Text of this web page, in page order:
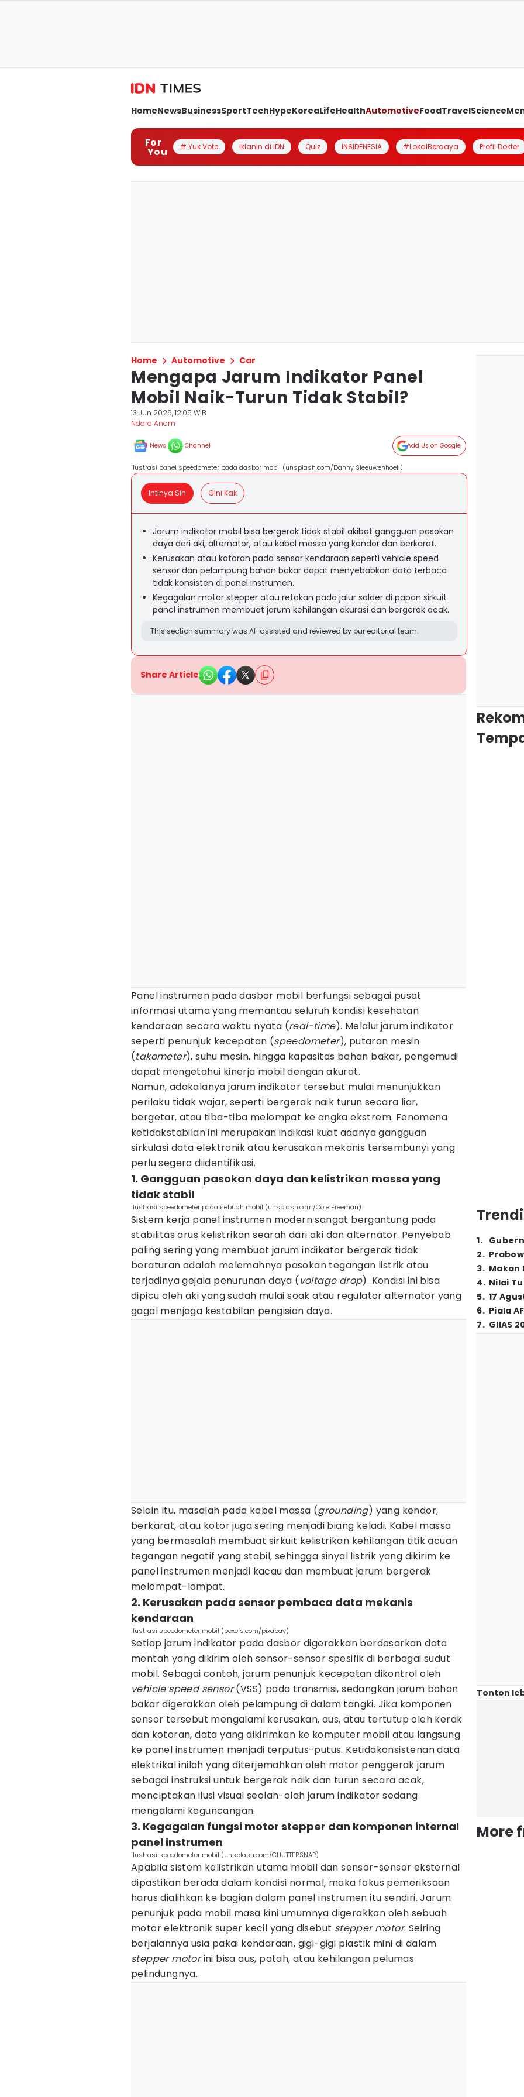
HomeNewsBusinessSportTechHypeKoreaLifeHealthAutomotiveFoodTravelScience
For
You # Yuk Vote Iklanin di IDN Quiz INSIDENESIA #LokalBerdaya Profil Dokter
Home Automotive Car
Mengapa Jarum Indikator Panel
Mobil Naik-Turun Tidak Stabil?
13 Jun 2026, 12:05 WIB
Ndoro Anom
News Channel Add Us on Google
ilustrasi panel speedometer pada dasbor mobil (unsplash.com/Danny Sleeuwenhoek)
Intinya Sih Gini Kak
Jarum indikator mobil bisa bergerak tidak stabil akibat gangguan pasokan
daya dari aki, alternator, atau kabel massa yang kendor dan berkarat.
Kerusakan atau kotoran pada sensor kendaraan seperti vehicle speed
sensor dan pelampung bahan bakar dapat menyebabkan data terbaca
tidak konsisten di panel instrumen.
Kegagalan motor stepper atau retakan pada jalur solder di papan sirkuit
panel instrumen membuat jarum kehilangan akurasi dan bergerak acak.
This section summary was AI-assisted and reviewed by our editorial team.
Share Article
Panel instrumen pada dasbor mobil berfungsi sebagai pusat
informasi utama yang memantau seluruh kondisi kesehatan
kendaraan secara waktu nyata (real-time). Melalui jarum indikator
seperti penunjuk kecepatan (speedometer), putaran mesin
(takometer), suhu mesin, hingga kapasitas bahan bakar, pengemudi
dapat mengetahui kinerja mobil dengan akurat.
Namun, adakalanya jarum indikator tersebut mulai menunjukkan
perilaku tidak wajar, seperti bergerak naik turun secara liar,
bergetar, atau tiba-tiba melompat ke angka ekstrem. Fenomena
ketidakstabilan ini merupakan indikasi kuat adanya gangguan
sirkulasi data elektronik atau kerusakan mekanis tersembunyi yang
perlu segera diidentifikasi.
1. Gangguan pasokan daya dan kelistrikan massa yang
tidak stabil
ilustrasi speedometer pada sebuah mobil (unsplash.com/Cole Freeman)
Sistem kerja panel instrumen modern sangat bergantung pada
stabilitas arus kelistrikan searah dari aki dan alternator. Penyebab
paling sering yang membuat jarum indikator bergerak tidak
beraturan adalah melemahnya pasokan tegangan listrik atau
terjadinya gejala penurunan daya (voltage drop). Kondisi ini bisa
dipicu oleh aki yang sudah mulai soak atau regulator alternator yang
gagal menjaga kestabilan pengisian daya.
Selain itu, masalah pada kabel massa (grounding) yang kendor,
berkarat, atau kotor juga sering menjadi biang keladi. Kabel massa
yang bermasalah membuat sirkuit kelistrikan kehilangan titik acuan
tegangan negatif yang stabil, sehingga sinyal listrik yang dikirim ke
panel instrumen menjadi kacau dan membuat jarum bergerak
melompat-lompat.
2. Kerusakan pada sensor pembaca data mekanis
kendaraan
ilustrasi speedometer mobil (pexels.com/pixabay)
Setiap jarum indikator pada dasbor digerakkan berdasarkan data
mentah yang dikirim oleh sensor-sensor spesifik di berbagai sudut
mobil. Sebagai contoh, jarum penunjuk kecepatan dikontrol oleh
vehicle speed sensor(VSS) pada transmisi, sedangkan jarum bahan
bakar digerakkan oleh pelampung di dalam tangki. Jika komponen
sensor tersebut mengalami kerusakan, aus, atau tertutup oleh kerak
dan kotoran, data yang dikirimkan ke komputer mobil atau langsung
ke panel instrumen menjadi terputus-putus. Ketidakonsistenan data
elektrikal inilah yang diterjemahkan oleh motor penggerak jarum
sebagai instruksi untuk bergerak naik dan turun secara acak,
menciptakan ilusi visual seolah-olah jarum indikator sedang
mengalami keguncangan.
3. Kegagalan fungsi motor stepper dan komponen internal
panel instrumen
ilustrasi speedometer mobil (unsplash.com/CHUTTERSNAP)
Apabila sistem kelistrikan utama mobil dan sensor-sensor eksternal
dipastikan berada dalam kondisi normal, maka fokus pemeriksaan
harus dialihkan ke bagian dalam panel instrumen itu sendiri. Jarum
penunjuk pada mobil masa kini umumnya digerakkan oleh sebuah
motor elektronik super kecil yang disebut stepper motor. Seiring
berjalannya usia pakai kendaraan, gigi-gigi plastik mini di dalam
stepper motorini bisa aus, patah, atau kehilangan pelumas
pelindungnya.
1.
2.
3. Makan
4. Nilai
5. 17
6. Piala
7. GIIAS
Tonton
More